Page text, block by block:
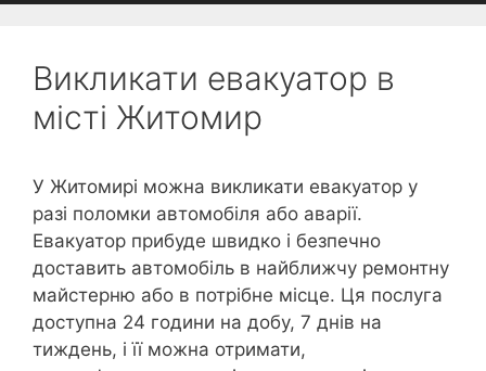
Викликати евакуатор в
місті Житомир
У Житомирі можна викликати евакуатор у
разі поломки автомобіля або аварії.
Евакуатор прибуде швидко і безпечно
доставить автомобіль в найближчу ремонтну
майстерню або в потрібне місце. Ця послуга
доступна 24 години на добу, 7 днів на
тиждень, і її можна отримати,